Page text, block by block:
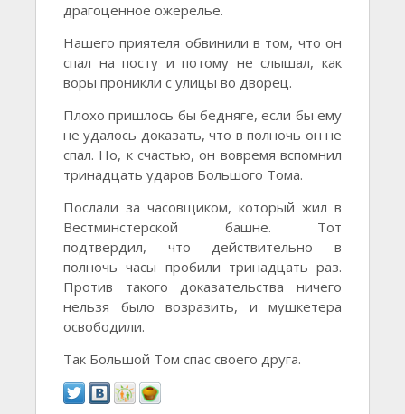
драгоценное ожерелье.
Нашего приятеля обвинили в том, что он
спал на посту и потому не слышал, как
воры проникли с улицы во дворец.
Плохо пришлось бы бедняге, если бы ему
не удалось доказать, что в полночь он не
спал. Но, к счастью, он вовремя вспомнил
тринадцать ударов Большого Тома.
Послали за часовщиком, который жил в
Вестминстерской башне. Тот
подтвердил, что действительно в
полночь часы пробили тринадцать раз.
Против такого доказательства ничего
нельзя было возразить, и мушкетера
освободили.
Так Большой Том спас своего друга.